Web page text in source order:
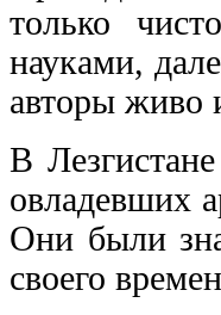
только
науками,
авторы живо
В
овладевших
Они были
своего